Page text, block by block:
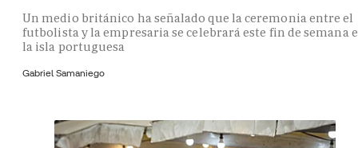
Un medio británico ha señalado que la ceremonia entre el
futbolista y la empresaria se celebrará este fin de semana
la isla portuguesa
Gabriel Samaniego